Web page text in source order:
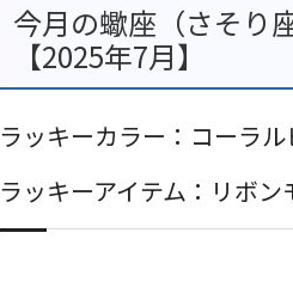
今月の蠍座（さそり
【2025年7月】
ラッキーカラー：コーラル
ラッキーアイテム：リボン